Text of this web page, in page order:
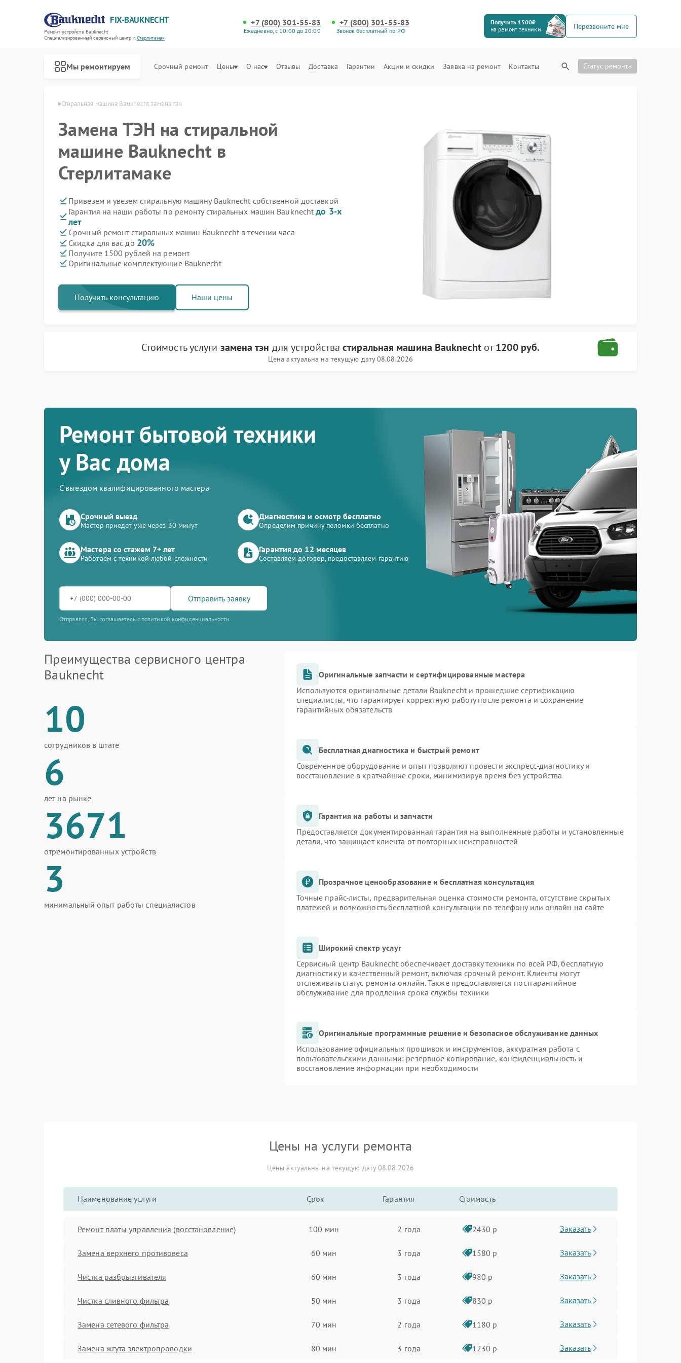
FIX-BAUKNECHT
Ремонт устройств Bauknecht
Специализированный cервисный центр г.Стерлитамак
+7 (800) 301-55-83
Ежедневно, с 10:00 до 20:00
+7 (800) 301-55-83
Звонок бесплатный по РФ
Получить 1500₽
на ремонт техники
Перезвоните мне
Мы ремонтируем Срочный ремонт Цены О нас Отзывы Доставка Гарантии Акции и скидки Заявка на ремонт Контакты Статус ремонта
Стиральная машина Bauknecht замена тэн
Замена ТЭН на стиральной
машине Bauknecht в
Стерлитамаке
Привезем и увезем стиральную машину Bauknecht собственной доставкой
Гарантия на наши работы по ремонту стиральных машин Bauknechtдо 3-х
лет
Срочный ремонт стиральных машин Bauknecht в течении часа
Скидка для вас до 20%
Получите 1500 рублей на ремонт
Оригинальные комплектующие Bauknecht
Получить консультацию Наши цены
Стоимость услуги замена тэн для устройствастиральная машина Bauknechtот1200 руб.
Цена актуальна на текущую дату 08.08.2026
Ремонт бытовой техники
у Вас дома
С выездом квалифицированного мастера
Срочный выезд
Мастер приедет уже через 30 минут
Диагностика и осмотр бесплатно
Определим причину поломки бесплатно
Мастера со стажем 7+ лет
Работаем с техникой любой сложности
Гарантия до 12 месяцев
Составляем договор, предоставляем гарантию
Отправить заявку
Отправляя, Вы соглашаетесь с политикой конфиденциальности
Преимущества сервисного центра
Bauknecht
10
сотрудников в штате
6
лет на рынке
3671
отремонтированных устройств
3
минимальный опыт работы специалистов
Оригинальные запчасти и сертифицированные мастера
Используются оригинальные детали Bauknecht и прошедшие сертификацию
специалисты, что гарантирует корректную работу после ремонта и сохранение
гарантийных обязательств
Бесплатная диагностика и быстрый ремонт
Современное оборудование и опыт позволяют провести экспресс-диагностику и
восстановление в кратчайшие сроки, минимизируя время без устройства
Гарантия на работы и запчасти
Предоставляется документированная гарантия на выполненные работы и установленные
детали, что защищает клиента от повторных неисправностей
Прозрачное ценообразование и бесплатная консультация
Точные прайс-листы, предварительная оценка стоимости ремонта, отсутствие скрытых
платежей и возможность бесплатной консультации по телефону или онлайн на сайте
Широкий спектр услуг
Сервисный центр Bauknecht обеспечивает доставку техники по всей РФ, бесплатную
диагностику и качественный ремонт, включая срочный ремонт. Клиенты могут
отслеживать статус ремонта онлайн. Также предоставляется постгарантийное
обслуживание для продления срока службы техники
Оригинальные программные решение и безопасное обслуживание данных
Использование официальных прошивок и инструментов, аккуратная работа с
пользовательскими данными: резервное копирование, конфиденциальность и
восстановление информации при необходимости
Цены на услуги ремонта
Цены актуальны на текущую дату 08.08.2026
Наименование услуги Срок Гарантия Стоимость
Ремонт платы управления (восстановление) 100 мин 2 года 2430 р Заказать
Замена верхнего противовеса 60 мин 3 года 1580 р Заказать
Чистка разбрызгивателя 60 мин 3 года 980 р Заказать
Чистка сливного фильтра 50 мин 3 года 830 р Заказать
Замена сетевого фильтра 70 мин 2 года 1180 р Заказать
Замена жгута электропроводки 80 мин 3 года 1230 р Заказать